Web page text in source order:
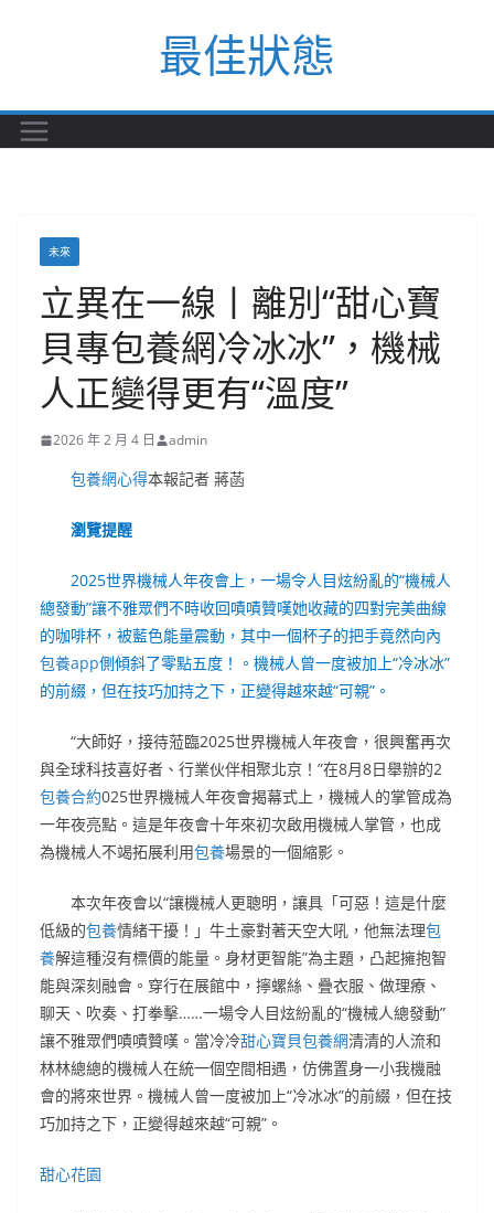
最佳狀態
未來
立異在一線丨離別“甜心寶
貝專包養網冷冰冰”，機械
人正變得更有“溫度”
2026 年 2 月 4 日 admin
包養網心得本報記者 蔣菡
瀏覽提醒
2025世界機械人年夜會上，一場令人目炫紛亂的“機械人
總發動”讓不雅眾們不時收回嘖嘖贊嘆她收藏的四對完美曲線
的咖啡杯，被藍色能量震動，其中一個杯子的把手竟然向內
包養app側傾斜了零點五度！。機械人曾一度被加上“冷冰冰”
的前綴，但在技巧加持之下，正變得越來越“可親”。
“大師好，接待蒞臨2025世界機械人年夜會，很興奮再次
與全球科技喜好者、行業伙伴相聚北京！”在8月8日舉辦的2
包養合約025世界機械人年夜會揭幕式上，機械人的掌管成為
一年夜亮點。這是年夜會十年來初次啟用機械人掌管，也成
為機械人不竭拓展利用包養場景的一個縮影。
本次年夜會以“讓機械人更聰明，讓具「可惡！這是什麼
低級的包養情緒干擾！」牛土豪對著天空大吼，他無法理包
養解這種沒有標價的能量。身材更智能”為主題，凸起擁抱智
能與深刻融會。穿行在展館中，擰螺絲、疊衣服、做理療、
聊天、吹奏、打拳擊……一場令人目炫紛亂的“機械人總發動”
讓不雅眾們嘖嘖贊嘆。當冷冷甜心寶貝包養網清清的人流和
林林總總的機械人在統一個空間相遇，仿佛置身一小我機融
會的將來世界。機械人曾一度被加上“冷冰冰”的前綴，但在技
巧加持之下，正變得越來越“可親”。
甜心花園